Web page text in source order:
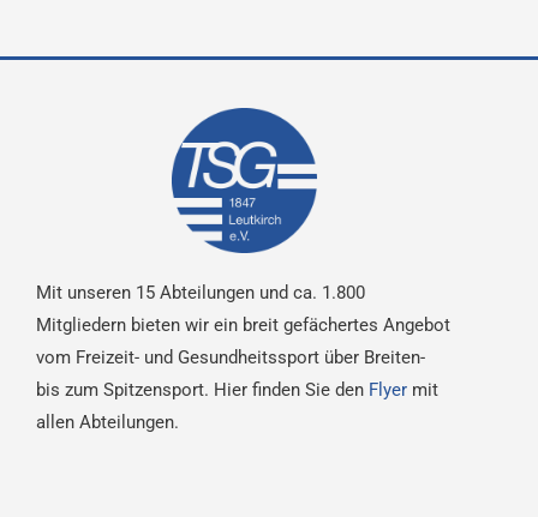
Mit unseren 15 Abteilungen und ca. 1.800
Mitgliedern bieten wir ein breit gefächertes Angebot
vom Freizeit- und Gesundheitssport über Breiten-
bis zum Spitzensport. Hier finden Sie den Flyer mit
allen Abteilungen.